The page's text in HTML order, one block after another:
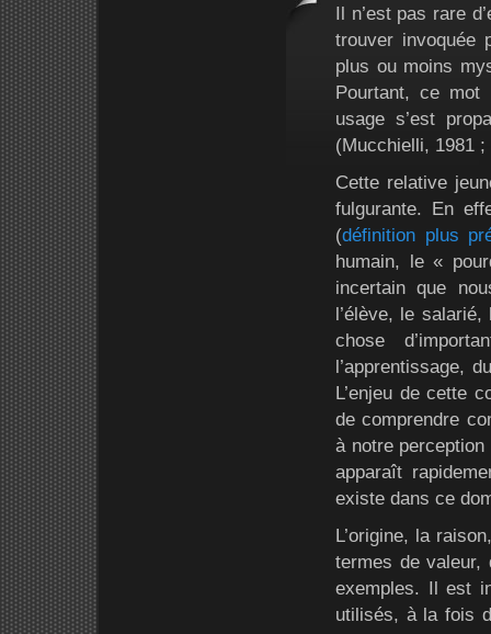
Il n’est pas rare
trouver invoquée
plus ou moins
Pourtant, ce mot
usage s’est
(Mucchielli, 1981
Cette relative
fulgurante. En
(définition plus
humain, le «
incertain que
l’élève, le salarié,
chose
l’apprentissage,
L’enjeu de cette
de comprendre
à notre
apparaît
existe dans ce
L’origine, la
termes de valeur,
exemples. Il est
utilisés, à la fois